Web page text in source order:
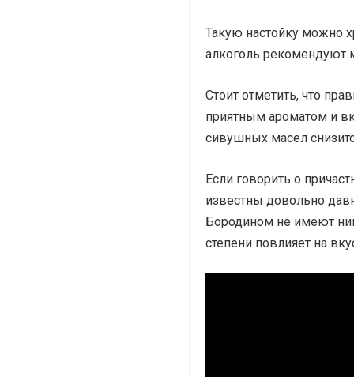
Такую настойку можно
алкоголь рекомендуют
Стоит отметить, что
приятным ароматом и
сивушных масел
Если говорить о
известны довольно
Бородином не имеют
степени повлияет на